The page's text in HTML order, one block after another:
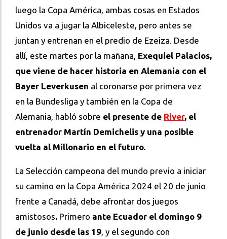
luego la Copa América, ambas cosas en Estados
Unidos va a jugar la Albiceleste, pero antes se
juntan y entrenan en el predio de Ezeiza. Desde
allí, este martes por la mañana, Exequiel Palacios,
que viene de hacer historia en Alemania con el
Bayer Leverkusen al coronarse por primera vez
en la Bundesliga y también en la Copa de
Alemania, habló sobre el presente de River, el
entrenador Martín Demichelis y una posible
vuelta al Millonario en el futuro.
La Selección campeona del mundo previo a iniciar
su camino en la Copa América 2024 el 20 de junio
frente a Canadá, debe afrontar dos juegos
amistosos. Primero ante Ecuador el domingo 9
de junio desde las 19 , y el segundo con